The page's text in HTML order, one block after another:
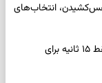
۱۴۰۵ | روزی برای نفس‌کشیدن، انتخاب‌های
بازی فکری | تکه پیتزا میان سبزیجات قایم شده؛ فقط ۱۵ ثانیه برای